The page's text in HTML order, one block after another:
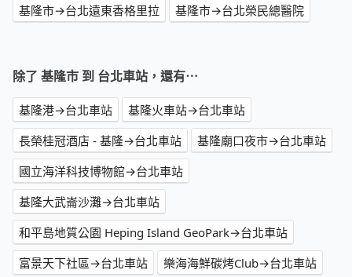
基隆市→台北遠東香格里拉
基隆市→台北榮民總醫院
除了 基隆市 到 台北車站，還有⋯
基隆港→台北車站
基隆火車站→台北車站
長榮桂冠酒店 - 基隆→台北車站
基隆廟口夜市→台北車站
國立海洋科技博物館→台北車站
基隆大武崙沙灘→台北車站
和平島地質公園 Heping Island GeoPark→台北車站
富景天下社區→台北車站
樂海海鮮碳烤Club→台北車站